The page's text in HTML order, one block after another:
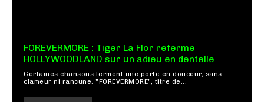
FOREVERMORE : Tiger La Flor referme
HOLLYWOODLAND sur un adieu en dentelle
Certaines chansons ferment une porte en douceur, sans
clameur ni rancune. "FOREVERMORE", titre de...